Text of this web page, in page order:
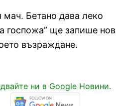
мач. Бетано дава леко
госпожа” ще запише нов
възраждане.
ни в Google Новини.